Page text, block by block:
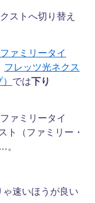
ストへ切り替え
ァミリータイ
フレッツ光ネクス
では下り
ァミリータイ
ト（ファミリー・
。
速いほうが良い